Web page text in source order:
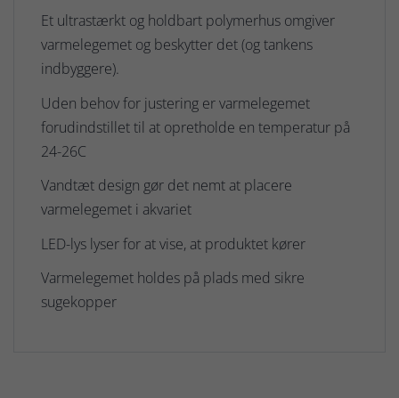
Et ultrastærkt og holdbart polymerhus omgiver
varmelegemet og beskytter det (og tankens
indbyggere).
Uden behov for justering er varmelegemet
forudindstillet til at opretholde en temperatur på
24-26C
Vandtæt design gør det nemt at placere
varmelegemet i akvariet
LED-lys lyser for at vise, at produktet kører
Varmelegemet holdes på plads med sikre
sugekopper